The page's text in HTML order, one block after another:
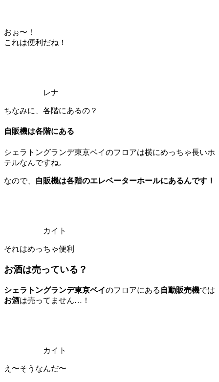
おぉ〜！
これは便利だね！
レナ
ちなみに、各階にあるの？
自販機は各階にある
シェラトングランデ東京ベイのフロアは横にめっちゃ長いホ
テルなんですね。
なので、 自販機は各階のエレベーターホールにあるんです！
カイト
それはめっちゃ便利
お酒は売っている？
シェラトングランデ東京ベイのフロアにある 自動販売機では
お酒は売ってません…！
カイト
え〜そうなんだ〜